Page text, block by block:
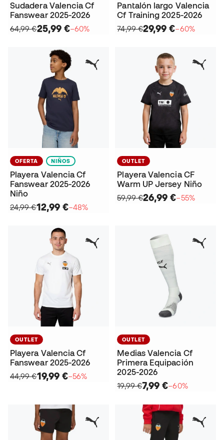
Sudadera Valencia Cf
Fanswear 2025-2026
64,99 €25,99 €−60%
Pantalón largo Valencia
Cf Training 2025-2026
74,99 €29,99 €−60%
OFERTA NIÑOS
Playera Valencia Cf
Fanswear 2025-2026
Niño
24,99 €12,99 €−48%
OUTLET
Playera Valencia CF
Warm UP Jersey Niño
59,99 €26,99 €−55%
OUTLET
Playera Valencia Cf
Fanswear 2025-2026
44,99 €19,99 €−56%
OUTLET
Medias Valencia Cf
Primera Equipación
2025-2026
19,99 €7,99 €−60%